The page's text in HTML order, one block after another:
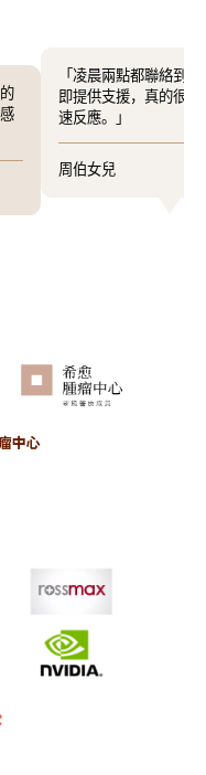
「凌晨兩點都聯絡到專業護士
即提供支援，真的很感謝你們
速反應。」
周伯女兒